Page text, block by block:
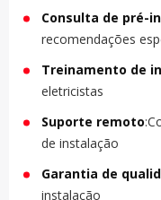
Consulta de pré-
recomendações
Treinamento de
eletricistas
Suporte remoto
de instalação
Garantia de
instalação